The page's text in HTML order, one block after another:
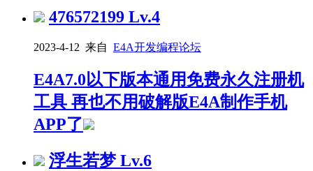
476572199 Lv.4
2023-4-12 来自 E4A开发编程论坛
E4A7.0以下版本通用免费永久注册机
工具 再也不用破解版E4A制作手机
APP了
浮生若梦Lv.6